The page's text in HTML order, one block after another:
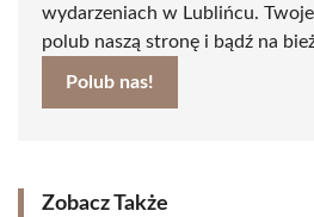
wydarzeniach w Lublińcu.
polub naszą stronę i bądź na
Polub nas!
Zobacz Także